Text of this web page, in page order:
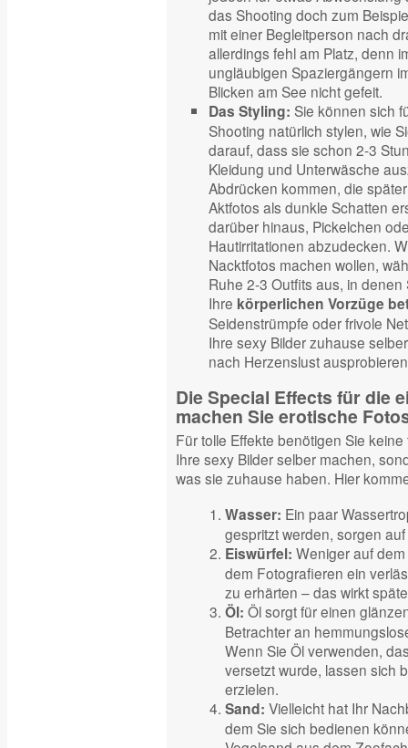
das Shooting doch zum
mit einer Begleitperson nach
allerdings fehl am Platz, denn
ungläubigen Spaziergängern
Blicken am See nicht gefeit.
Das Styling: Sie können sich
Shooting natürlich stylen, wie
darauf, dass sie schon 2-3
Kleidung und Unterwäsche
Abdrücken kommen, die
Aktfotos als dunkle Schatten
darüber hinaus, Pickelchen
Hautirritationen abzudecken.
Nacktfotos machen wollen,
Ruhe 2-3 Outfits aus, in
Ihre körperlichen Vorzüge
Seidenstrümpfe oder frivole
Ihre sexy Bilder zuhause
nach Herzenslust
Die Special Effects für die
machen Sie erotische
Für tolle Effekte benötigen Sie
Ihre sexy Bilder selber machen,
was sie zuhause haben. Hier
Wasser: Ein paar
gespritzt werden, sorgen
Eiswürfel: Weniger auf
dem Fotografieren ein
zu erhärten – das wirkt
Öl: Öl sorgt für einen
Betrachter an
Wenn Sie Öl verwenden,
versetzt wurde, lassen sich
erzielen.
Sand: Vielleicht hat Ihr
dem Sie sich bedienen